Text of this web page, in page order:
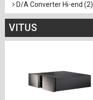
D/A Converter Hi-end (2)
VITUS